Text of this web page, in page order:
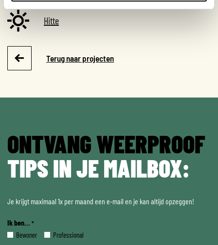
Hitte
Terug naar projecten
ONTVANG WEERPROOF
TIPS IN JE MAILBOX:
Je krijgt maximaal 1x per maand een e-mail en je kan altijd opzeggen!
Ik ben... *
Bewoner Professional